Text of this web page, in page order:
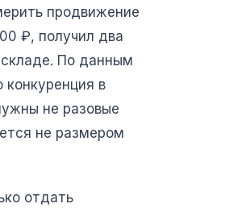
продвижение
₽, получил два
По данным
конкуренция в
не разовые
не размером
отдать